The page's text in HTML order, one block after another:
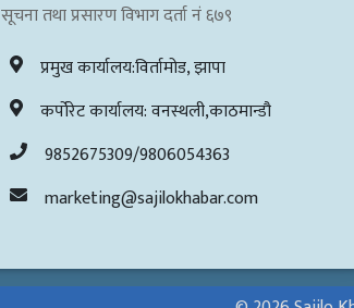
सूचना तथा प्रसारण विभाग दर्ता नं ६७९
प्रमुख कार्यालय:विर्तामोड, झापा
कर्पोरेट कार्यालय: वनस्थली,काठमान्डौ
9852675309/9806054363
marketing@sajilokhabar.com